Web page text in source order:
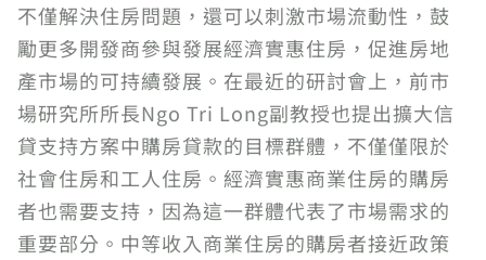
不僅解決住房問題，還可以刺激市場流動性，鼓
勵更多開發商參與發展經濟實惠住房，促進房地
產市場的可持續發展。在最近的研討會上，前市
場研究所所長Ngo Tri Long副教授也提出擴大信
貸支持方案中購房貸款的目標群體，不僅僅限於
社會住房和工人住房。經濟實惠商業住房的購房
者也需要支持，因為這一群體代表了市場需求的
重要部分。中等收入商業住房的購房者接近政策